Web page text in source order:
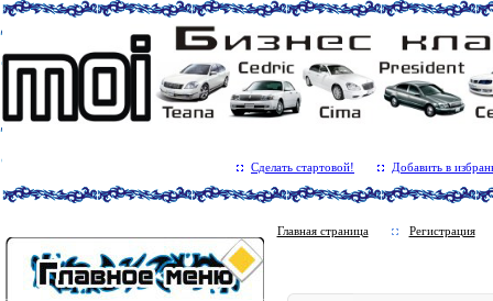
Сделать стартовой! Добавить в
Главная страница Регистрация